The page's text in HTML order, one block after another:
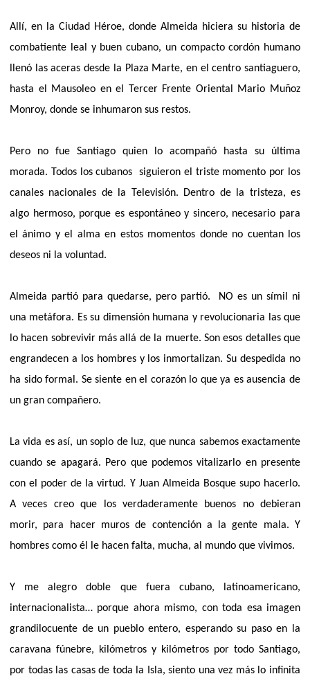
Allí, en la Ciudad Héroe, donde Almeida hiciera su historia de
combatiente leal y buen cubano, un compacto cordón humano
llenó las aceras desde la Plaza Marte, en el centro santiaguero,
hasta el Mausoleo en el Tercer Frente Oriental Mario Muñoz
Monroy, donde se inhumaron sus restos.
Pero no fue Santiago quien lo acompañó hasta su última
morada. Todos los cubanos
siguieron el triste momento por los
canales nacionales de la Televisión. Dentro de la tristeza, es
algo hermoso, porque es espontáneo y sincero, necesario para
el ánimo y el alma en estos momentos donde no cuentan los
deseos ni la voluntad.
Almeida partió para quedarse, pero partió.
NO es un símil ni
una metáfora. Es su dimensión humana y revolucionaria las que
lo hacen sobrevivir más allá de la muerte. Son esos detalles que
engrandecen a los hombres y los inmortalizan. Su despedida no
ha sido formal. Se siente en el corazón lo que ya es ausencia de
un gran compañero.
La vida es así, un soplo de luz, que nunca sabemos exactamente
cuando se apagará. Pero que podemos vitalizarlo en presente
con el poder de la virtud. Y Juan Almeida Bosque supo hacerlo.
A veces creo que los verdaderamente buenos no debieran
morir, para hacer muros de contención a la gente mala. Y
hombres como él le hacen falta, mucha, al mundo que vivimos.
Y me alegro doble que fuera cubano, latinoamericano,
internacionalista… porque ahora mismo, con toda esa imagen
grandilocuente de un pueblo entero, esperando su paso en la
caravana fúnebre, kilómetros y kilómetros por todo Santiago,
por todas las casas de toda la Isla, siento una vez más lo infinita